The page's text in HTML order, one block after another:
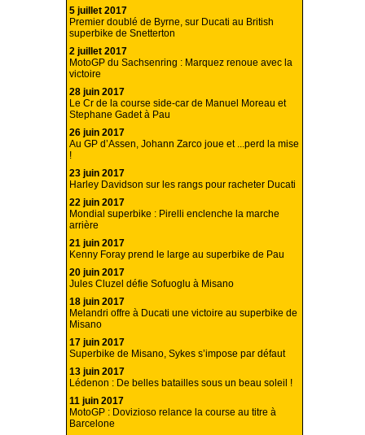
5 juillet 2017
Premier doublé de Byrne, sur Ducati au British
superbike de Snetterton
2 juillet 2017
MotoGP du Sachsenring : Marquez renoue avec la
victoire
28 juin 2017
Le Cr de la course side-car de Manuel Moreau et
Stephane Gadet à Pau
26 juin 2017
Au GP d’Assen, Johann Zarco joue et ...perd la mise
!
23 juin 2017
Harley Davidson sur les rangs pour racheter Ducati
22 juin 2017
Mondial superbike : Pirelli enclenche la marche
arrière
21 juin 2017
Kenny Foray prend le large au superbike de Pau
20 juin 2017
Jules Cluzel défie Sofuoglu à Misano
18 juin 2017
Melandri offre à Ducati une victoire au superbike de
Misano
17 juin 2017
Superbike de Misano, Sykes s’impose par défaut
13 juin 2017
Lédenon : De belles batailles sous un beau soleil !
11 juin 2017
MotoGP : Dovizioso relance la course au titre à
Barcelone